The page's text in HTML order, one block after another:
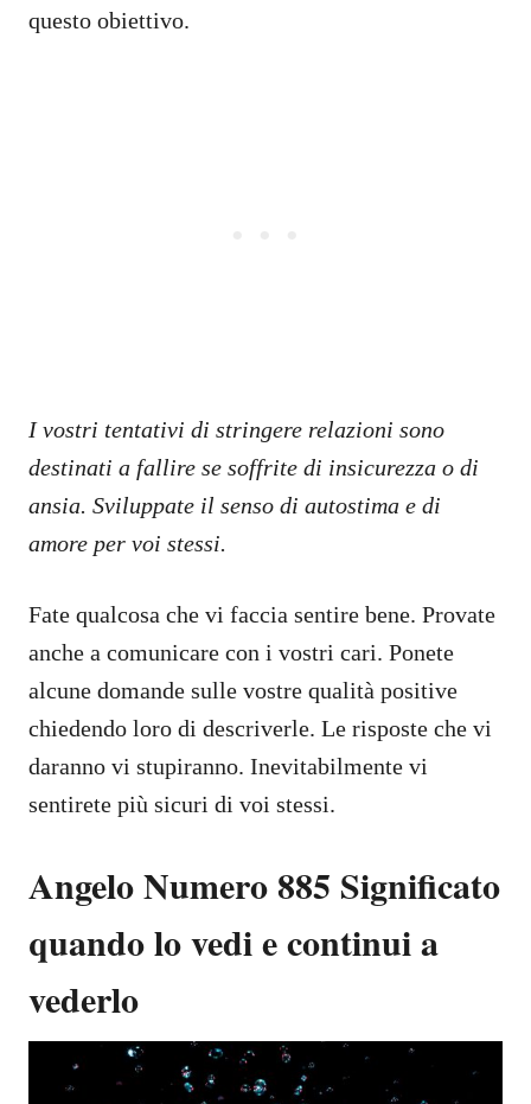
questo obiettivo.
I vostri tentativi di stringere relazioni sono
destinati a fallire se soffrite di insicurezza o di
ansia. Sviluppate il senso di autostima e di
amore per voi stessi.
Fate qualcosa che vi faccia sentire bene. Provate
anche a comunicare con i vostri cari. Ponete
alcune domande sulle vostre qualità positive
chiedendo loro di descriverle. Le risposte che vi
daranno vi stupiranno. Inevitabilmente vi
sentirete più sicuri di voi stessi.
Angelo Numero 885 Significato
quando lo vedi e continui a
vederlo